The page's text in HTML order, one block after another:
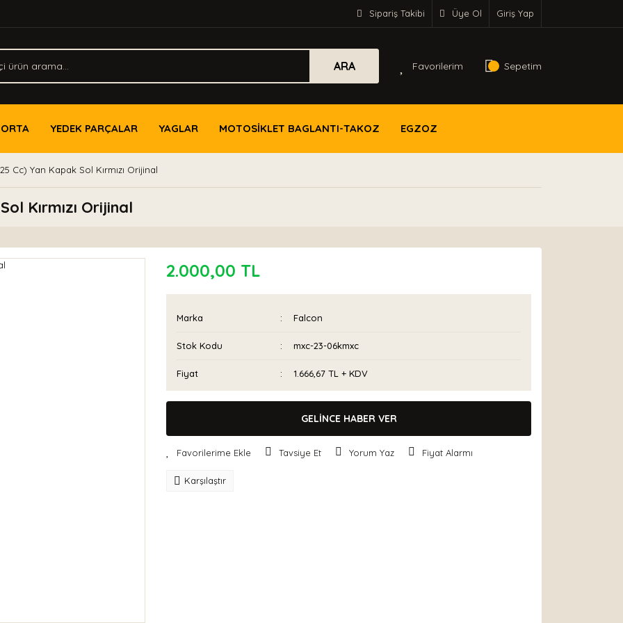
Sipariş Takibi Üye Ol Giriş Yap
ARA Favorilerim Sepetim
YEDEK PARÇALAR YAGLAR MOTOSİKLET BAGLANTI-TAKOZ EGZOZ
Cc) Yan Kapak Sol Kırmızı Orijinal
Kırmızı Orijinal
2.000,00 TL
Marka Falcon
Stok Kodu mxc-23-06kmxc
Fiyat 1.666,67 TL + KDV
GELİNCE HABER VER
Tavsiye Et Yorum Yaz Fiyat Alarmı
Karşılaştır